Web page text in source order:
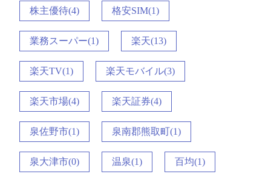
株主優待(4) 格安SIM(1)
業務スーパー(1) 楽天(13)
楽天TV(1) 楽天モバイル(3)
楽天市場(4) 楽天証券(4)
泉佐野市(1) 泉南郡熊取町(1)
泉大津市(0) 温泉(1) 百均(1)